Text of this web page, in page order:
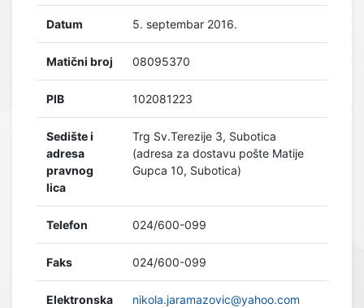
Datum 5. septembar 2016.
Matični broj 08095370
PIB 102081223
Sedište i
adresa
pravnog
lica
Trg Sv.Terezije 3, Subotica
(adresa za dostavu pošte Matije
Gupca 10, Subotica)
Telefon 024/600-099
Faks 024/600-099
Elektronska
nikola.jaramazovic@yahoo.com